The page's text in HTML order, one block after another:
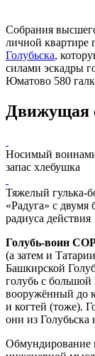
Собрания
личной квартире
Голубьска,
силами эскадры
Юматово 580
Движущая
Носимый
запас хлебушка
Тяжелый гулька-
«Радуга» с двумя
радиуса действия
Голубь-воин
(а затем и
Башкирской
голубь с
вооружённый до
и когтей (тоже).
они из Голубьска
Обмундирование